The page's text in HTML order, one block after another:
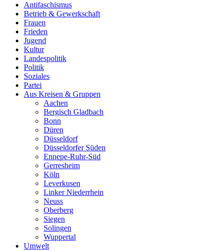
Antifaschismus
Betrieb & Gewerkschaft
Frauen
Frieden
Jugend
Kultur
Landespolitik
Politik
Soziales
Partei
Aus Kreisen & Gruppen
Aachen
Bergisch Gladbach
Bonn
Düren
Düsseldorf
Düsseldorfer Süden
Ennepe-Ruhr-Süd
Gerresheim
Köln
Leverkusen
Linker Niederrhein
Neuss
Oberberg
Siegen
Solingen
Wuppertal
Umwelt